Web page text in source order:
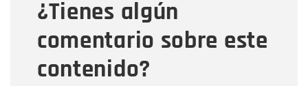
¿Tienes algún
comentario sobre este
contenido?
Mensaje